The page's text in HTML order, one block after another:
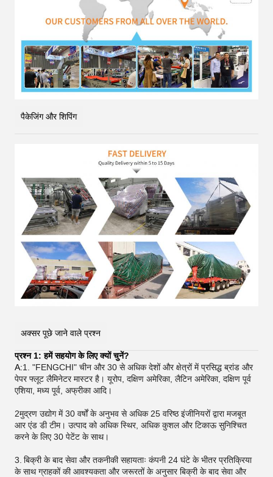
पैकेजिंग और शिपिंग
अक्सर पूछे जाने वाले प्रश्न
प्रश्न 1: हमें सहयोग के लिए क्यों चुनें?
A:1. "FENGCHI" चीन और 30 से अधिक देशों और क्षेत्रों में प्रसिद्ध ब्रांड और
पेपर फ्लूट लैमिनेटर मास्टर है। यूरोप, दक्षिण अमेरिका, लैटिन अमेरिका, दक्षिण पूर्व
एशिया, मध्य पूर्व, अफ्रीका आदि।
2मुद्रण उद्योग में 30 वर्षों के अनुभव से अधिक 25 वरिष्ठ इंजीनियरों द्वारा मजबूत
आर एंड डी टीम। उत्पाद को अधिक स्थिर, अधिक कुशल और टिकाऊ सुनिश्चित
करने के लिए 30 पेटेंट के साथ।
3. बिक्री के बाद सेवा और तकनीकी सहायताः कंपनी 24 घंटे के भीतर प्रतिक्रिया
के साथ ग्राहकों की आवश्यकता और जरूरतों के अनुसार बिक्री के बाद सेवा और